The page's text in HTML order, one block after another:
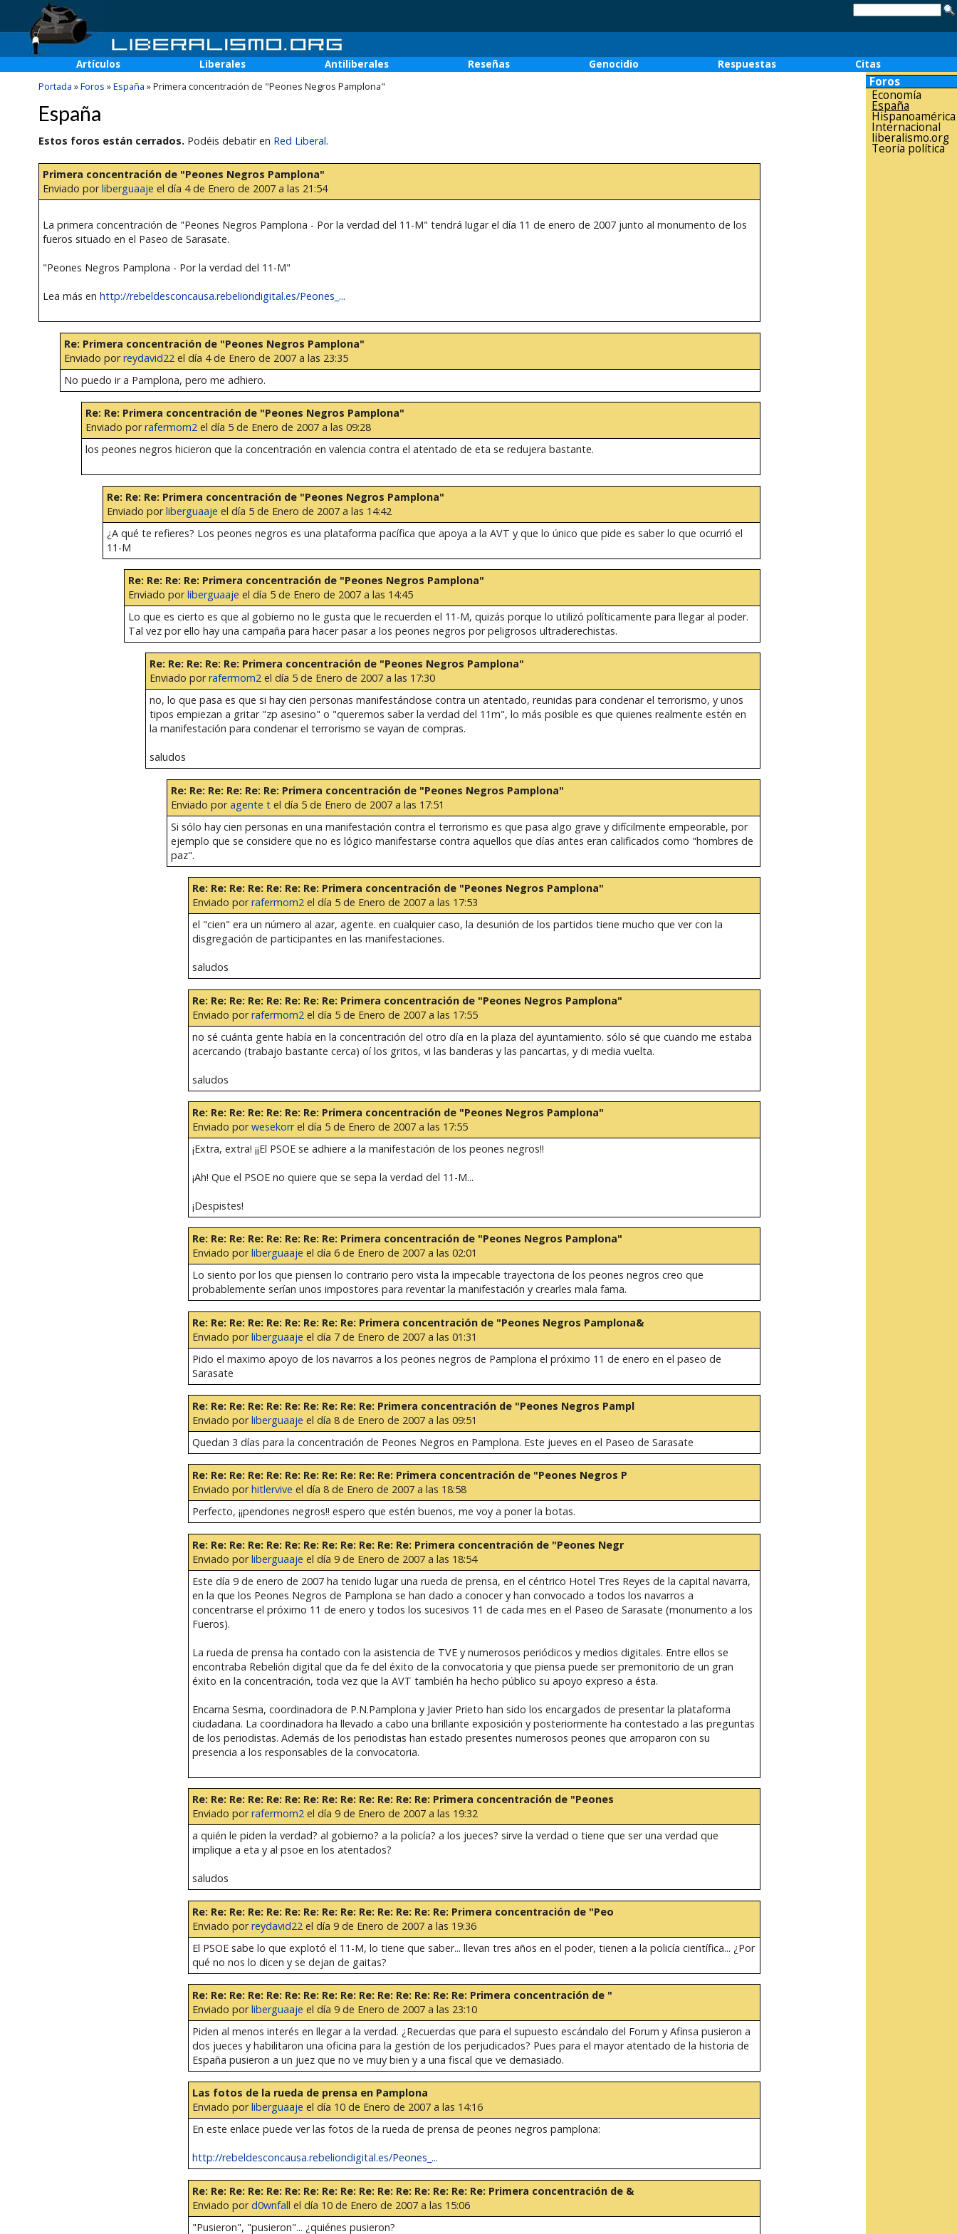
Artículos Liberales Antiliberales Reseñas Genocidio Respuestas
Citas
Portada »Foros »España »Primera concentración de "Peones Negros Pamplona"
España
Estos foros están cerrados. Podéis debatir en Red Liberal.
Primera concentración de "Peones Negros Pamplona"
Enviado porliberguaaje el día 4 de Enero de 2007 a las 21:54
La primera concentración de "Peones Negros Pamplona - Por la verdad del 11-M" tendrá lugar el día 11 de enero de 2007 junto al monumento de los
fueros situado en el Paseo de Sarasate.
"Peones Negros Pamplona - Por la verdad del 11-M"
Lea más en http://rebeldesconcausa.rebeliondigital.es/Peones_...
Re: Primera concentración de "Peones Negros Pamplona"
Enviado porreydavid22 el día 4 de Enero de 2007 a las 23:35
No puedo ir a Pamplona, pero me adhiero.
Re: Re: Primera concentración de "Peones Negros Pamplona"
Enviado porrafermom2el día 5 de Enero de 2007 a las 09:28
los peones negros hicieron que la concentración en valencia contra el atentado de eta se redujera bastante.
Re: Re: Re: Primera concentración de "Peones Negros Pamplona"
Enviado porliberguaaje el día 5 de Enero de 2007 a las 14:42
¿A qué te refieres? Los peones negros es una plataforma pacífica que apoya a la AVT y que lo único que pide es saber lo que ocurrió el
11-M
Re: Re: Re: Re: Primera concentración de "Peones Negros Pamplona"
Enviado porliberguaaje el día 5 de Enero de 2007 a las 14:45
Lo que es cierto es que al gobierno no le gusta que le recuerden el 11-M, quizás porque lo utilizó políticamente para llegar al poder.
Tal vez por ello hay una campaña para hacer pasar a los peones negros por peligrosos ultraderechistas.
Re: Re: Re: Re: Re: Primera concentración de "Peones Negros Pamplona"
Enviado porrafermom2el día 5 de Enero de 2007 a las 17:30
no, lo que pasa es que si hay cien personas manifestándose contra un atentado, reunidas para condenar el terrorismo, y unos
tipos empiezan a gritar "zp asesino" o "queremos saber la verdad del 11m", lo más posible es que quienes realmente estén en
la manifestación para condenar el terrorismo se vayan de compras.
saludos
Re: Re: Re: Re: Re: Re: Primera concentración de "Peones Negros Pamplona"
Enviado poragente tel día 5 de Enero de 2007 a las 17:51
Si sólo hay cien personas en una manifestación contra el terrorismo es que pasa algo grave y difícilmente empeorable, por
ejemplo que se considere que no es lógico manifestarse contra aquellos que días antes eran calificados como "hombres de
paz".
Re: Re: Re: Re: Re: Re: Re: Primera concentración de "Peones Negros Pamplona"
Enviado porrafermom2el día 5 de Enero de 2007 a las 17:53
el "cien" era un número al azar, agente. en cualquier caso, la desunión de los partidos tiene mucho que ver con la
disgregación de participantes en las manifestaciones.
saludos
Re: Re: Re: Re: Re: Re: Re: Re: Primera concentración de "Peones Negros Pamplona"
Enviado porrafermom2 el día 5 de Enero de 2007 a las 17:55
no sé cuánta gente había en la concentración del otro día en la plaza del ayuntamiento. sólo sé que cuando me estaba
acercando (trabajo bastante cerca) oí los gritos, vi las banderas y las pancartas, y di media vuelta.
saludos
Re: Re: Re: Re: Re: Re: Re: Primera concentración de "Peones Negros Pamplona"
Enviado porwesekorrel día 5 de Enero de 2007 a las 17:55
¡Extra, extra! ¡¡El PSOE se adhiere a la manifestación de los peones negros!!
¡Ah! Que el PSOE no quiere que se sepa la verdad del 11-M...
¡Despistes!
Re: Re: Re: Re: Re: Re: Re: Re: Primera concentración de "Peones Negros Pamplona"
Enviado porliberguaaje el día 6 de Enero de 2007 a las 02:01
Lo siento por los que piensen lo contrario pero vista la impecable trayectoria de los peones negros creo que
probablemente serían unos impostores para reventar la manifestación y crearles mala fama.
Re: Re: Re: Re: Re: Re: Re: Re: Re: Primera concentración de "Peones Negros Pamplona&
Enviado porliberguaaje el día 7 de Enero de 2007 a las 01:31
Pido el maximo apoyo de los navarros a los peones negros de Pamplona el próximo 11 de enero en el paseo de
Sarasate
Re: Re: Re: Re: Re: Re: Re: Re: Re: Re: Primera concentración de "Peones Negros Pampl
Enviado porliberguaaje el día 8 de Enero de 2007 a las 09:51
Quedan 3 días para la concentración de Peones Negros en Pamplona. Este jueves en el Paseo de Sarasate
Re: Re: Re: Re: Re: Re: Re: Re: Re: Re: Re: Primera concentración de "Peones Negros P
Enviado porhitlervive el día 8 de Enero de 2007 a las 18:58
Perfecto, ¡¡pendones negros!! espero que estén buenos, me voy a poner la botas.
Re: Re: Re: Re: Re: Re: Re: Re: Re: Re: Re: Re: Primera concentración de "Peones Negr
Enviado porliberguaaje el día 9 de Enero de 2007 a las 18:54
Este día 9 de enero de 2007 ha tenido lugar una rueda de prensa, en el céntrico Hotel Tres Reyes de la capital navarra,
en la que los Peones Negros de Pamplona se han dado a conocer y han convocado a todos los navarros a
concentrarse el próximo 11 de enero y todos los sucesivos 11 de cada mes en el Paseo de Sarasate (monumento a los
Fueros).
La rueda de prensa ha contado con la asistencia de TVE y numerosos periódicos y medios digitales. Entre ellos se
encontraba Rebelión digital que da fe del éxito de la convocatoria y que piensa puede ser premonitorio de un gran
éxito en la concentración, toda vez que la AVT también ha hecho público su apoyo expreso a ésta.
Encarna Sesma, coordinadora de P.N.Pamplona y Javier Prieto han sido los encargados de presentar la plataforma
ciudadana. La coordinadora ha llevado a cabo una brillante exposición y posteriormente ha contestado a las preguntas
de los periodistas. Además de los periodistas han estado presentes numerosos peones que arroparon con su
presencia a los responsables de la convocatoria.
Re: Re: Re: Re: Re: Re: Re: Re: Re: Re: Re: Re: Re: Primera concentración de "Peones
Enviado porrafermom2el día 9 de Enero de 2007 a las 19:32
a quién le piden la verdad? al gobierno? a la policía? a los jueces? sirve la verdad o tiene que ser una verdad que
implique a eta y al psoe en los atentados?
saludos
Re: Re: Re: Re: Re: Re: Re: Re: Re: Re: Re: Re: Re: Re: Primera concentración de "Peo
Enviado porreydavid22 el día 9 de Enero de 2007 a las 19:36
El PSOE sabe lo que explotó el 11-M, lo tiene que saber... llevan tres años en el poder, tienen a la policía científica... ¿Por
qué no nos lo dicen y se dejan de gaitas?
Re: Re: Re: Re: Re: Re: Re: Re: Re: Re: Re: Re: Re: Re: Re: Primera concentración de "
Enviado porliberguaaje el día 9 de Enero de 2007 a las 23:10
Piden al menos interés en llegar a la verdad. ¿Recuerdas que para el supuesto escándalo del Forum y Afinsa pusieron a
dos jueces y habilitaron una oficina para la gestión de los perjudicados? Pues para el mayor atentado de la historia de
España pusieron a un juez que no ve muy bien y a una fiscal que ve demasiado.
Las fotos de la rueda de prensa en Pamplona
Enviado porliberguaaje el día 10 de Enero de 2007 a las 14:16
En este enlace puede ver las fotos de la rueda de prensa de peones negros pamplona:
http://rebeldesconcausa.rebeliondigital.es/Peones_...
Re: Re: Re: Re: Re: Re: Re: Re: Re: Re: Re: Re: Re: Re: Re: Re: Primera concentración de &
Enviado pord0wnfall el día 10 de Enero de 2007 a las 15:06
"Pusieron", "pusieron"... ¿quiénes pusieron?
Foros
Economía
España
Hispanoamérica
Internacional
liberalismo.org
Teoría política